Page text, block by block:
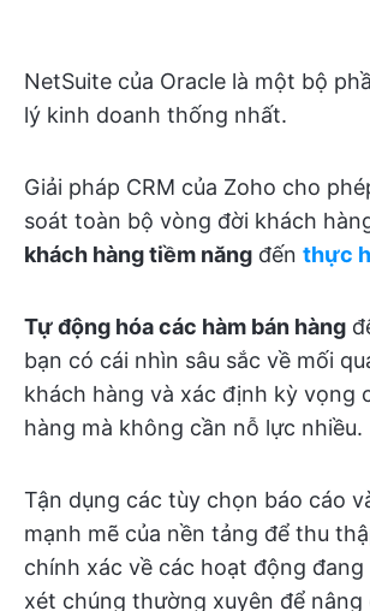
NetSuite của Oracle là một bộ
lý kinh doanh thống nhất.
Giải pháp CRM của Zoho cho
soát toàn bộ vòng đời khách
khách hàng tiềm năng đến thực
Tự động hóa các hàm bán hàng
bạn có cái nhìn sâu sắc về mối
khách hàng và xác định kỳ vọng
hàng mà không cần nỗ lực nhiều.
Tận dụng các tùy chọn báo cáo
mạnh mẽ của nền tảng để thu
chính xác về các hoạt động đang
xét chúng thường xuyên để nâng